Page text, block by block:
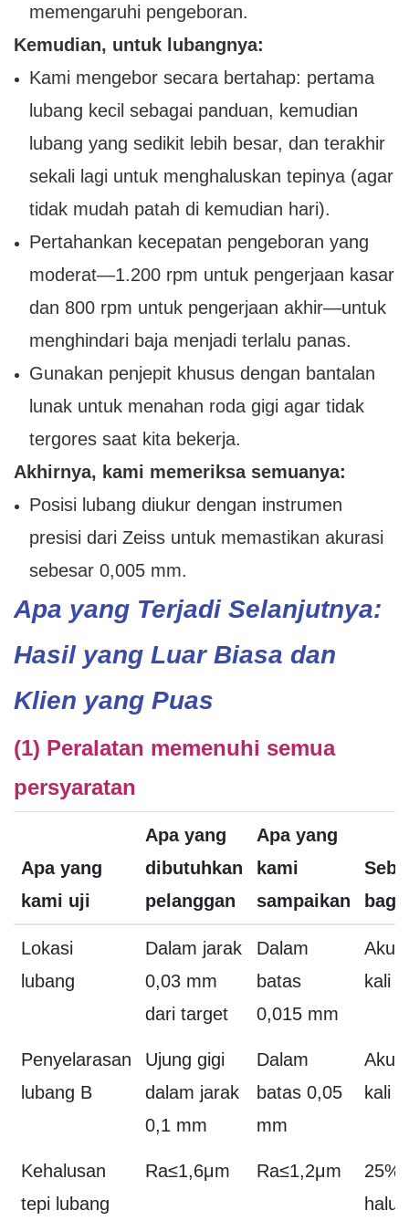
memengaruhi pengeboran.
Kemudian, untuk lubangnya:
Kami mengebor secara bertahap: pertama
lubang kecil sebagai panduan, kemudian
lubang yang sedikit lebih besar, dan terakhir
sekali lagi untuk menghaluskan tepinya (agar
tidak mudah patah di kemudian hari).
Pertahankan kecepatan pengeboran yang
moderat—1.200 rpm untuk pengerjaan kasar
dan 800 rpm untuk pengerjaan akhir—untuk
menghindari baja menjadi terlalu panas.
Gunakan penjepit khusus dengan bantalan
lunak untuk menahan roda gigi agar tidak
tergores saat kita bekerja.
Akhirnya, kami memeriksa semuanya:
Posisi lubang diukur dengan instrumen
presisi dari Zeiss untuk memastikan akurasi
sebesar 0,005 mm.
Apa yang Terjadi Selanjutnya:
Hasil yang Luar Biasa dan
Klien yang Puas
(1) Peralatan memenuhi semua
persyaratan
Apa yang
kami uji
Apa yang
dibutuhkan
pelanggan
Apa yang
kami
sampaikan
Lokasi
lubang
Dalam jarak
0,03 mm
dari target
Dalam
batas
0,015 mm
kali
Penyelarasan
lubang B
Ujung gigi
dalam jarak
0,1 mm
Dalam
batas 0,05
mm
kali
Kehalusan
tepi lubang
Ra≤1,6μm Ra≤1,2μm
25%
halus